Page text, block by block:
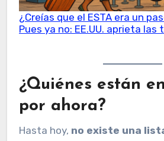
¿Creías que el ESTA era un
Pues ya no: EE.UU. aprieta las
¿Quiénes están
por ahora?
Hasta hoy, no existe una